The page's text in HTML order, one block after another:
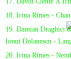
18. Irina Rimes -
19. Damian Draghici
Ionut Dolanescu -
20. Irina Rimes -